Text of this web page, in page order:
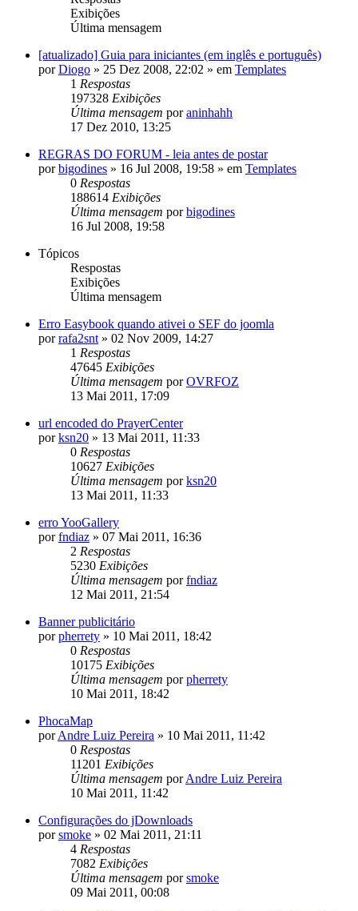
Exibições
Última mensagem
[atualizado] Guia para iniciantes (em inglês e português)
porDiogo » 25 Dez 2008, 22:02 » em Templates
1 Respostas
197328 Exibições
Última mensagem poraninhahh
17 Dez 2010, 13:25
REGRAS DO FORUM - leia antes de postar
porbigodines » 16 Jul 2008, 19:58 » em Templates
0 Respostas
188614 Exibições
Última mensagem porbigodines
16 Jul 2008, 19:58
Tópicos
Respostas
Exibições
Última mensagem
Erro Easybook quando ativei o SEF do joomla
porrafa2snt » 02 Nov 2009, 14:27
1 Respostas
47645 Exibições
Última mensagem porOVRFOZ
13 Mai 2011, 17:09
url encoded do PrayerCenter
porksn20 » 13 Mai 2011, 11:33
0 Respostas
10627 Exibições
Última mensagem porksn20
13 Mai 2011, 11:33
erro YooGallery
porfndiaz » 07 Mai 2011, 16:36
2 Respostas
5230 Exibições
Última mensagem porfndiaz
12 Mai 2011, 21:54
Banner publicitário
porpherrety » 10 Mai 2011, 18:42
0 Respostas
10175 Exibições
Última mensagem porpherrety
10 Mai 2011, 18:42
PhocaMap
porAndre Luiz Pereira » 10 Mai 2011, 11:42
0 Respostas
11201 Exibições
Última mensagem porAndre Luiz Pereira
10 Mai 2011, 11:42
Configurações do jDownloads
porsmoke » 02 Mai 2011, 21:11
4 Respostas
7082 Exibições
Última mensagem porsmoke
09 Mai 2011, 00:08